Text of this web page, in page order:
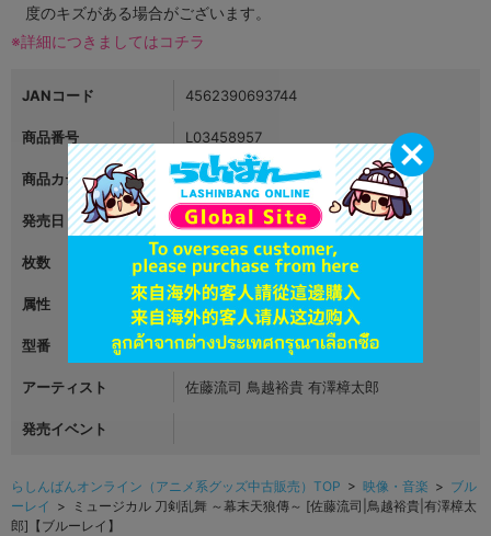
度のキズがある場合がございます。
※詳細につきましてはコチラ
JANコード 4562390693744
商品番号 L03458957
商品カテゴリ 映像・音楽
発売日 2017年03月04日
枚数 2
属性 その他
型番 EMPB-0002
アーティスト 佐藤流司 鳥越裕貴 有澤樟太郎
発売イベント
らしんばんオンライン（アニメ系グッズ中古販売）TOP > 映像・音楽 > ブル
ーレイ > ミュージカル 刀剣乱舞 ～幕末天狼傳～ [佐藤流司|鳥越裕貴|有澤樟太
郎]【ブルーレイ】